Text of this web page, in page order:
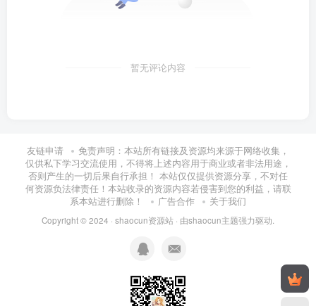
暂无评论内容
友链申请
免责声明：本站所有链接及资源均来源于网络收集，
仅供私下学习交流使用，不得将上述内容用于商业或者非法用途，
否则产生的一切后果自行承担！ 本站仅仅提供资源分享，不对任
何资源负法律责任！本站收录的资源内容若侵害到您的利益，请联
系本站进行删除！
广告合作 关于我们
Copyright © 2024 · shaocun资源站 · 由shaocun主题强力驱动.